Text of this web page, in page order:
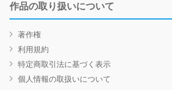
作品の取り扱いについて
著作権
利用規約
特定商取引法に基づく表示
個人情報の取扱いについて